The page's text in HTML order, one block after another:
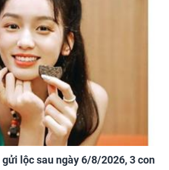
lộc sau ngày 6/8/2026, 3 con